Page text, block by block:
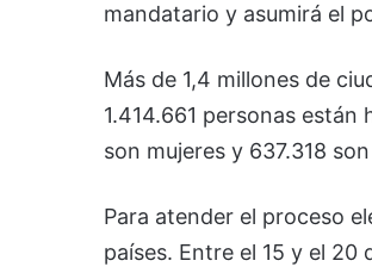
mandatario y asumirá el
Más de 1,4 millones de
1.414.661 personas
son mujeres y 637.318
Para atender el proceso
países. Entre el 15 y el 20